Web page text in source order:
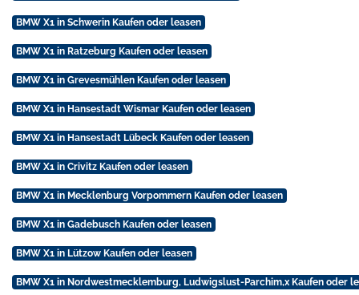
BMW X1 in Schwerin Kaufen oder leasen
BMW X1 in Ratzeburg Kaufen oder leasen
BMW X1 in Grevesmühlen Kaufen oder leasen
BMW X1 in Hansestadt Wismar Kaufen oder leasen
BMW X1 in Hansestadt Lübeck Kaufen oder leasen
BMW X1 in Crivitz Kaufen oder leasen
BMW X1 in Mecklenburg Vorpommern Kaufen oder leasen
BMW X1 in Gadebusch Kaufen oder leasen
BMW X1 in Lützow Kaufen oder leasen
BMW X1 in Nordwestmecklemburg, Ludwigslust-Parchim,x Kaufen oder